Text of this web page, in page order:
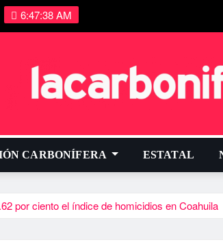
6:47:39 AM
CARBONÍFERA ESTATAL
por ciento el í­ndice de homicidios en Coahuila